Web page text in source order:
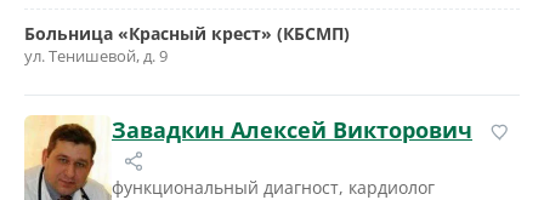
Больница «Красный крест» (КБСМП)
ул. Тенишевой, д. 9
Завадкин Алексей Викторович
функциональный диагност, кардиолог